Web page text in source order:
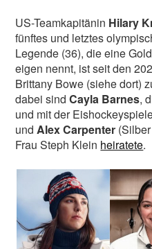
US-Teamkapitänin Hilary
fünftes und letztes
Legende (36), die eine
eigen nennt, ist seit den
Brittany Bowe (siehe dort)
dabei sindCayla Barnes,
und mit der
undAlex Carpenter
Frau Steph Klein heiratete.